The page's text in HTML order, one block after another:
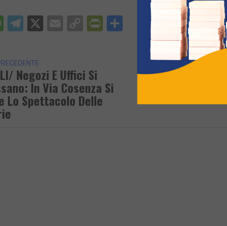
WhatsApp
Telegram
X EmailCopyPrintFriendly
Condividi
Negozi E Uffici Si
In Via Cosenza Si
Lo Spettacolo Delle